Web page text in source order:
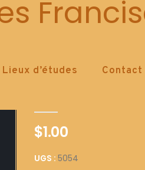
Lieux d’études Contact
5054
$1.00
UGS : 5054